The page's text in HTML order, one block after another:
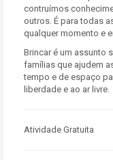
contruímos
outros. É para todas
qualquer momento e
Brincar é um assunto
famílias que ajudem
tempo e de espaço
liberdade e ao ar livre.
Atividade Gratuita